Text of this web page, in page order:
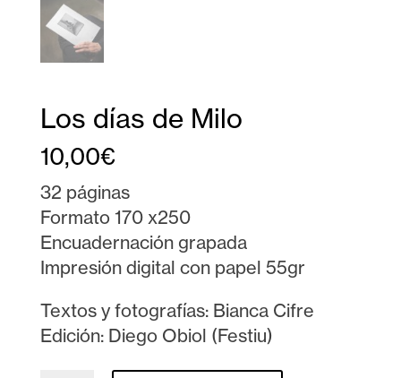
Los días de Milo
10,00€
32 páginas
Formato 170 x250
Encuadernación grapada
Impresión digital con papel 55gr
Textos y fotografías: Bianca Cifre
Edición: Diego Obiol (Festiu)